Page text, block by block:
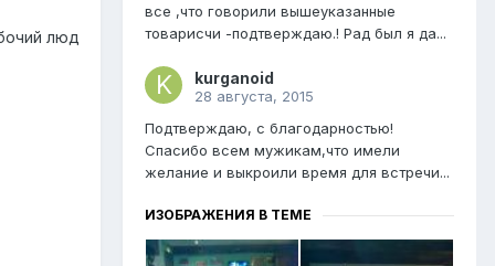
люд
все ,что говорили вышеуказанные
товарисчи -подтверждаю.! Рад был я да...
kurganoid
28 августа, 2015
Подтверждаю, с благодарностью!
Спасибо всем мужикам,что имели
желание и выкроили время для встречи...
ИЗОБРАЖЕНИЯ В ТЕМЕ